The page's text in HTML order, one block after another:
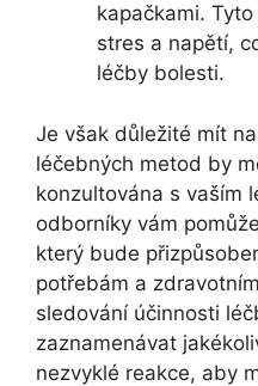
kapačkami.
stres a napětí,
léčby bolesti.
Je však důležité mít
léčebných metod by
konzultována s vaším
odborníky vám
který bude
potřebám a
sledování účinnosti
zaznamenávat
nezvyklé reakce, aby